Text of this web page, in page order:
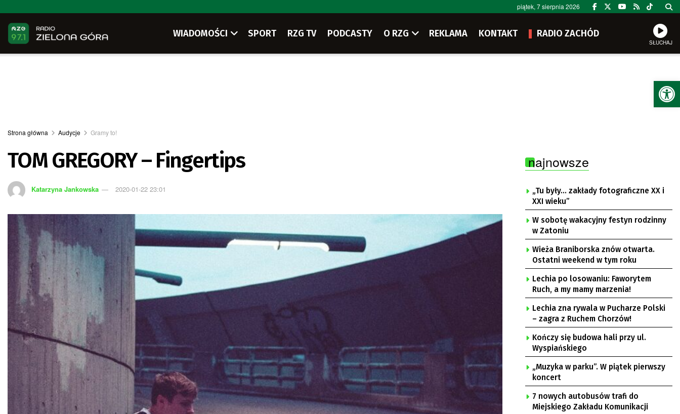
piątek, 7 sierpnia 2026
WIADOMOŚCI SPORT RZG TV PODCASTY O RZG REKLAMA KONTAKT RADIO ZACHÓD
SŁUCHAJ
Strona główna Audycje Gramy to!
TOM GREGORY – Fingertips
Katarzyna Jankowska 2020-01-22 23:01
najnowsze
„Tu były… zakłady fotograficzne XX i
XXI wieku”
W sobotę wakacyjny festyn rodzinny
w Zatoniu
Wieża Braniborska znów otwarta.
Ostatni weekend w tym roku
Lechia po losowaniu: Faworytem
Ruch, a my mamy marzenia!
Lechia zna rywala w Pucharze Polski
– zagra z Ruchem Chorzów!
Kończy się budowa hali przy ul.
Wyspiańskiego
„Muzyka w parku”. W piątek pierwszy
koncert
7 nowych autobusów trafi do
Miejskiego Zakładu Komunikacji